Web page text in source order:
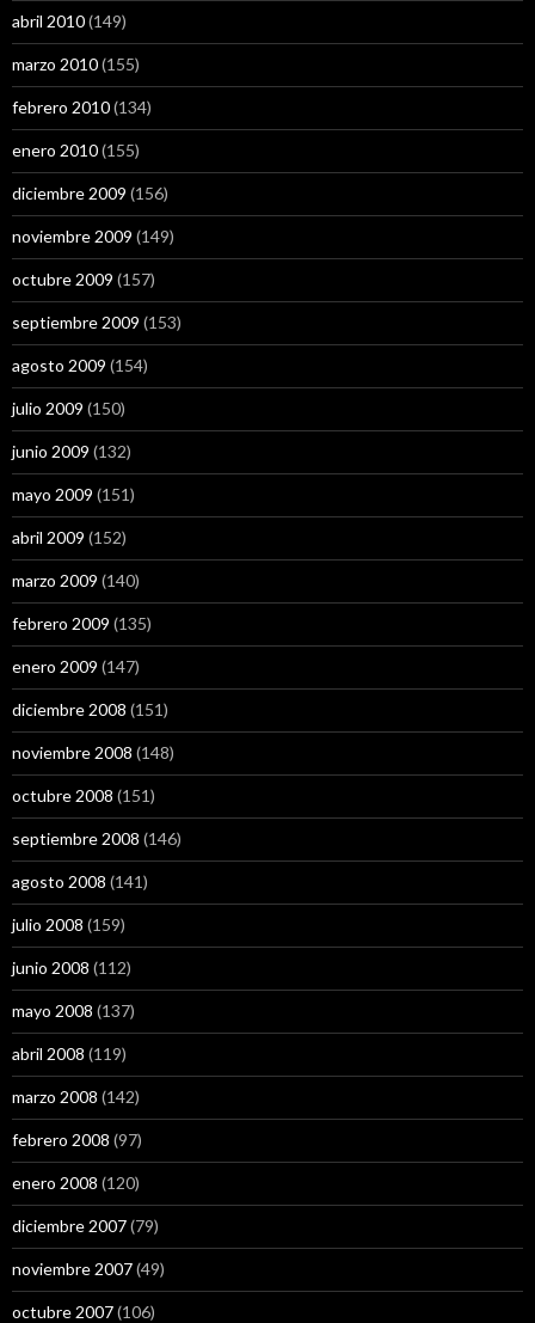
abril 2010(149)
marzo 2010(155)
febrero 2010(134)
enero 2010(155)
diciembre 2009 (156)
noviembre 2009 (149)
octubre 2009 (157)
septiembre 2009 (153)
agosto 2009 (154)
julio 2009 (150)
junio 2009 (132)
mayo 2009 (151)
abril 2009 (152)
marzo 2009 (140)
febrero 2009 (135)
enero 2009 (147)
diciembre 2008 (151)
noviembre 2008 (148)
octubre 2008 (151)
septiembre 2008 (146)
agosto 2008 (141)
julio 2008 (159)
junio 2008 (112)
mayo 2008 (137)
abril 2008 (119)
marzo 2008 (142)
febrero 2008 (97)
enero 2008 (120)
diciembre 2007(79)
noviembre 2007(49)
octubre 2007(106)